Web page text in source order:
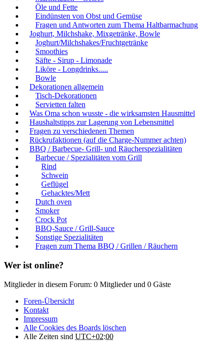
Öle und Fette
Eindünsten von Obst und Gemüse
Fragen und Antworten zum Thema Haltbarmachung
Joghurt, Milchshake, Mixgetränke, Bowle
Joghurt/Milchshakes/Fruchtgetränke
Smoothies
Säfte - Sirup - Limonade
Liköre - Longdrinks.....
Bowle
Dekorationen allgemein
Tisch-Dekorationen
Servietten falten
Was Oma schon wusste - die wirksamsten Hausmittel
Haushaltstipps zur Lagerung von Lebensmittel
Fragen zu verschiedenen Themen
Rückrufaktionen (auf die Charge-Nummer achten)
BBQ / Barbecue- Grill- und Räucherspezialitäten
Barbecue / Spezialitäten vom Grill
Rind
Schwein
Geflügel
Gehacktes/Mett
Dutch oven
Smoker
Crock Pot
BBQ-Sauce / Grill-Sauce
Sonstige Spezialitäten
Fragen zum Thema BBQ / Grillen / Räuchern
Wer ist online?
Mitglieder in diesem Forum: 0 Mitglieder und 0 Gäste
Foren-Übersicht
Kontakt
Impressum
Alle Cookies des Boards löschen
Alle Zeiten sind UTC+02:00